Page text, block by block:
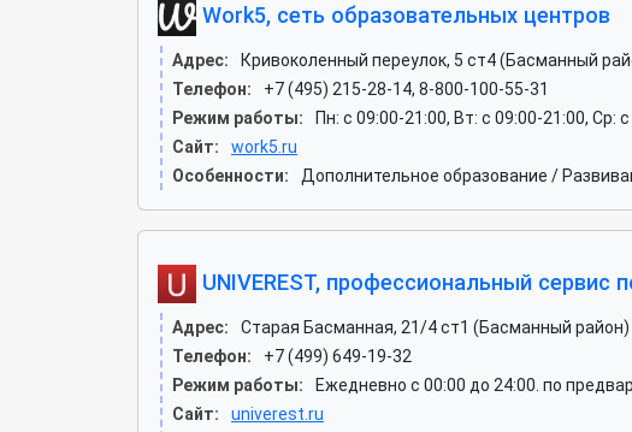
Work5, сеть образовательных центров
Адрес:
Кривоколенный переулок, 5 ст4 (Басманный
Телефон:
+7 (495) 215-28-14, 8-800-100-55-31
Режим работы:
Пн: c 09:00-21:00, Вт: c 09:00-21:00, Ср:
Сайт:
work5.ru
Особенности:
Дополнительное образование /
UNIVEREST, профессиональный сервис
Адрес:
Старая Басманная, 21/4 ст1 (Басманный район)
Телефон:
+7 (499) 649-19-32
Режим работы:
Ежедневно с 00:00 до 24:00. по
Сайт:
univerest.ru